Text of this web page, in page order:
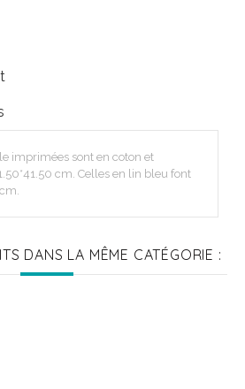
imprimées sont en coton et
cm. Celles en lin bleu font
DANS LA MÊME CATÉGORIE :